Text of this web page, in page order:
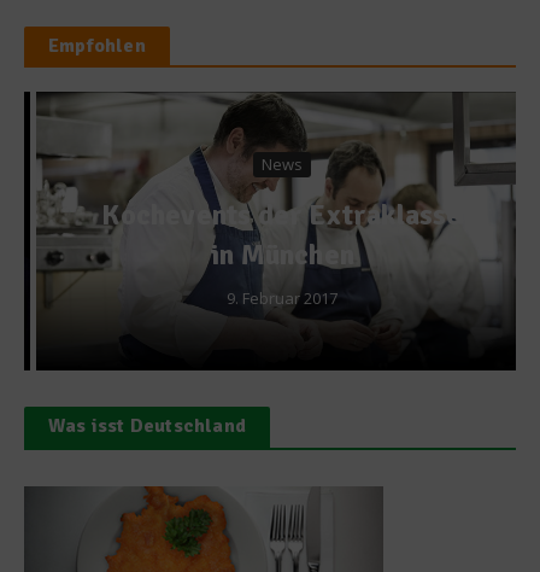
Empfohlen
News
Kochevents der Extraklasse
in München
9. Februar 2017
Was isst Deutschland